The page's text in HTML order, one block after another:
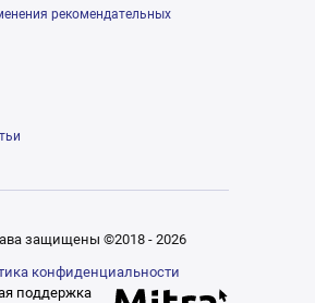
рекомендательных
защищены ©2018 - 2026
конфиденциальности
поддержка